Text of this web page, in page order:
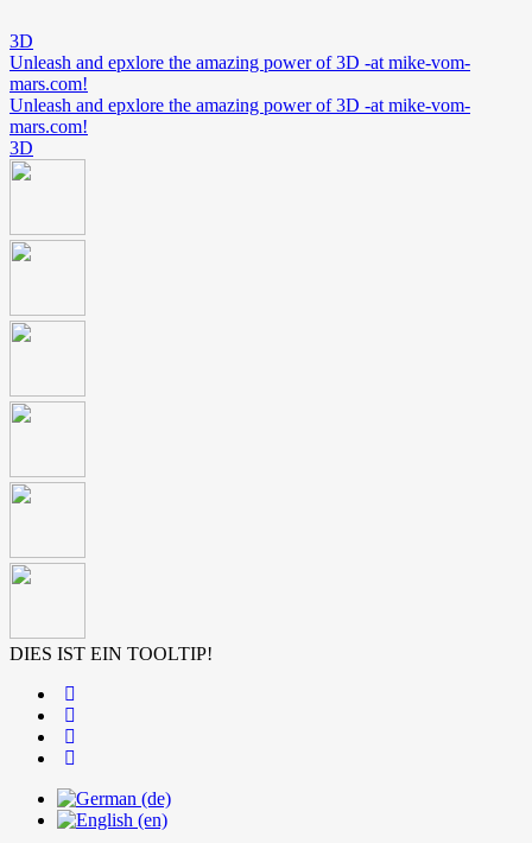
3D
Unleash and epxlore the amazing power of 3D -at mike-vom-
mars.com!
Unleash and epxlore the amazing power of 3D -at mike-vom-
mars.com!
3D
DIES IST EIN TOOLTIP!